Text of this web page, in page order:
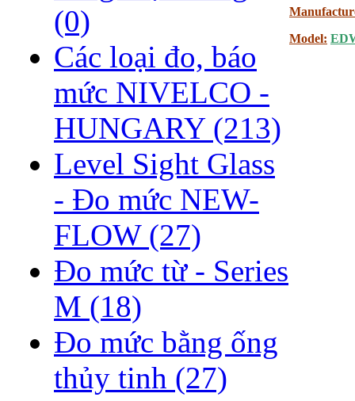
(0)
Các loại đo, báo
mức NIVELCO -
HUNGARY (213)
Level Sight Glass
- Đo mức NEW-
FLOW (27)
Đo mức từ - Series
M (18)
Đo mức bằng ống
thủy tinh (27)
Model: